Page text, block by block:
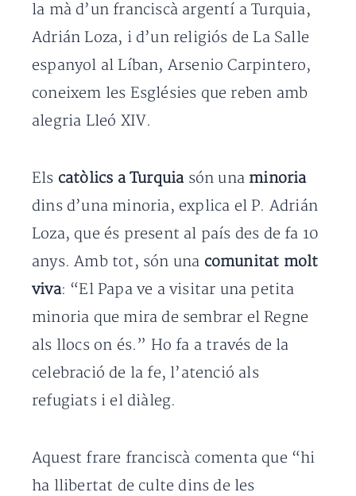
la mà d’un franciscà argentí a Turquia,
Adrián Loza, i d’un religiós de La Salle
espanyol al Líban, Arsenio Carpintero,
coneixem les Esglésies que reben amb
alegria Lleó XIV.
Els catòlics a Turquiasón una minoria
dins d’una minoria, explica el P. Adrián
Loza, que és present al país des de fa 10
anys. Amb tot, són una comunitat molt
viva: “El Papa ve a visitar una petita
minoria que mira de sembrar el Regne
als llocs on és.” Ho fa a través de la
celebració de la fe, l’atenció als
refugiats i el diàleg.
Aquest frare franciscà comenta que “hi
ha llibertat de culte dins de les